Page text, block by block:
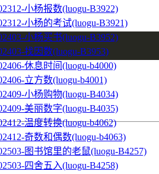
小杨报数(luogu-B3922)
小杨的考试(luogu-B3921)
小杨买书(luogu-B3952)
找因数(luogu-B3953)
休息时间(luogu-b4000)
立方数(luogu-b4001)
小杨购物(luogu-B4034)
美丽数字(luogu-B4035)
温度转换(luogu-b4062)
奇数和偶数(luogu-b4063)
图书馆里的老鼠(luogu-B4257)
四舍五入(luogu-B4258)